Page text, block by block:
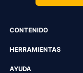
CONTENIDO
HERRAMIENTAS
AYUDA